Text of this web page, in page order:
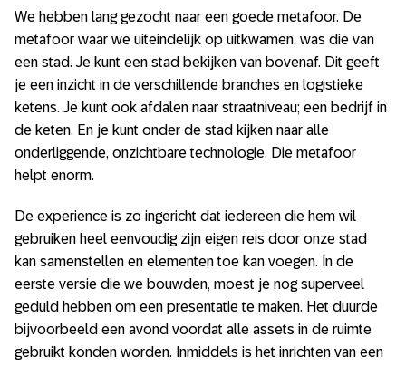
We hebben lang gezocht naar een goede metafoor. De
metafoor waar we uiteindelijk op uitkwamen, was die van
een stad. Je kunt een stad bekijken van bovenaf. Dit geeft
je een inzicht in de verschillende branches en logistieke
ketens. Je kunt ook afdalen naar straatniveau; een bedrijf in
de keten. En je kunt onder de stad kijken naar alle
onderliggende, onzichtbare technologie. Die metafoor
helpt enorm.
De experience is zo ingericht dat iedereen die hem wil
gebruiken heel eenvoudig zijn eigen reis door onze stad
kan samenstellen en elementen toe kan voegen. In de
eerste versie die we bouwden, moest je nog superveel
geduld hebben om een presentatie te maken. Het duurde
bijvoorbeeld een avond voordat alle assets in de ruimte
gebruikt konden worden. Inmiddels is het inrichten van een